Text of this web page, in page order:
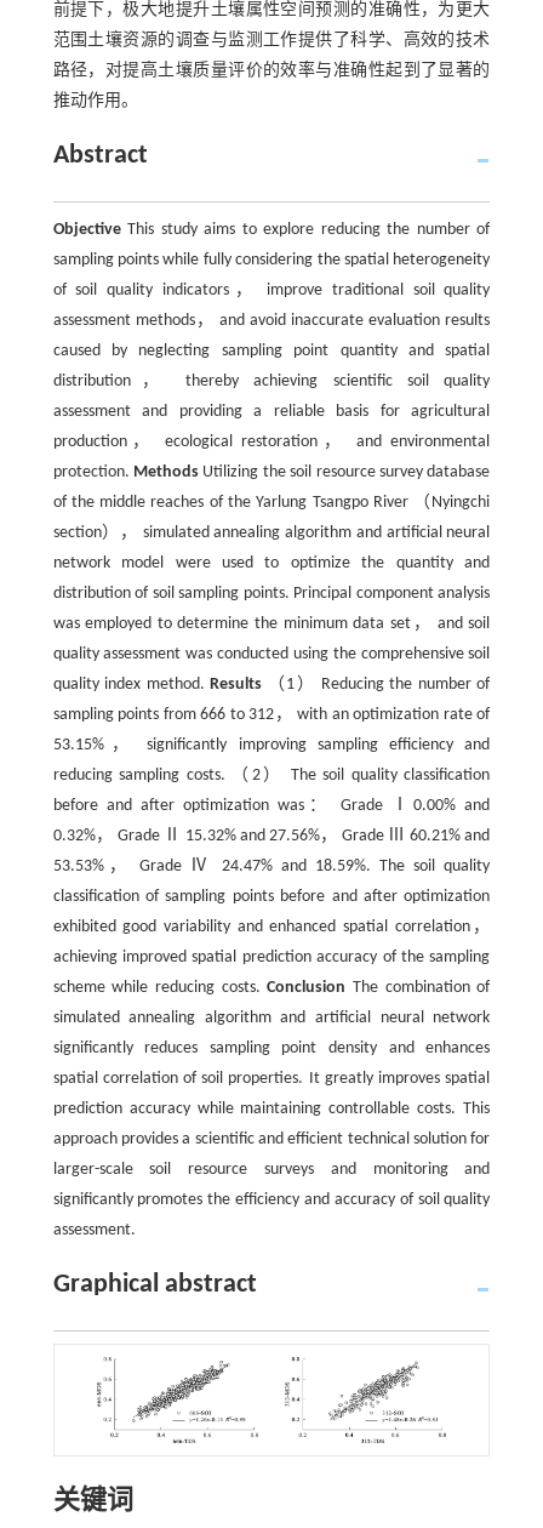
前提下，极大地提升土壤属性空间预测的准确性，为更大
范围土壤资源的调查与监测工作提供了科学、高效的技术
路径，对提高土壤质量评价的效率与准确性起到了显著的
推动作用。
Abstract
ObjectiveThis study aims to explore reducing the number of
sampling points while fully considering the spatial heterogeneity
of soil quality indicators， improve traditional soil quality
assessment methods， and avoid inaccurate evaluation results
caused by neglecting sampling point quantity and spatial
distribution， thereby achieving scientific soil quality
assessment and providing a reliable basis for agricultural
production， ecological restoration， and environmental
protection. Methods Utilizing the soil resource survey database
of the middle reaches of the Yarlung Tsangpo River （Nyingchi
section）， simulated annealing algorithm and artificial neural
network model were used to optimize the quantity and
distribution of soil sampling points. Principal component analysis
was employed to determine the minimum data set， and soil
quality assessment was conducted using the comprehensive soil
quality index method.Results （1） Reducing the number of
sampling points from 666 to 312， with an optimization rate of
53.15%， significantly improving sampling efficiency and
reducing sampling costs. （2） The soil quality classification
before and after optimization was： Grade Ⅰ0.00% and
0.32%， Grade Ⅱ 15.32% and 27.56%， Grade Ⅲ 60.21% and
53.53%， Grade Ⅳ 24.47% and 18.59%. The soil quality
classification of sampling points before and after optimization
exhibited good variability and enhanced spatial correlation，
achieving improved spatial prediction accuracy of the sampling
scheme while reducing costs.Conclusion The combination of
simulated annealing algorithm and artificial neural network
significantly reduces sampling point density and enhances
spatial correlation of soil properties. It greatly improves spatial
prediction accuracy while maintaining controllable costs. This
approach provides a scientific and efficient technical solution for
larger-scale soil resource surveys and monitoring and
significantly promotes the efficiency and accuracy of soil quality
assessment.
Graphical abstract
关键词